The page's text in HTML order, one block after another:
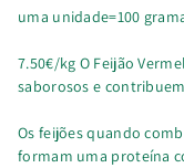
uma unidade=100
7.50€/kg O Feijão
saborosos e
Os feijões quando
formam uma proteína